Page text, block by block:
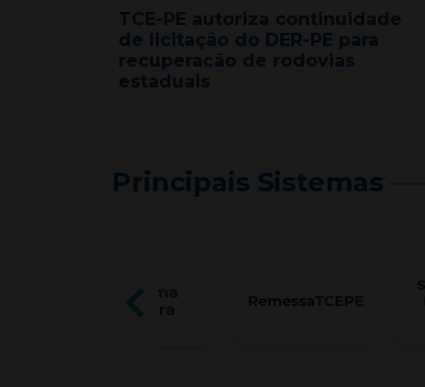
TCE-PE autoriza continuidade
de licitação do DER-PE para
recuperacão de rodovias
estaduais
Principais Sistemas